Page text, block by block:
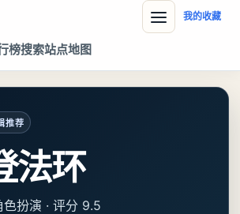
榜搜索站点地图
我的收藏
推荐
法环
扮演 · 评分 9.5